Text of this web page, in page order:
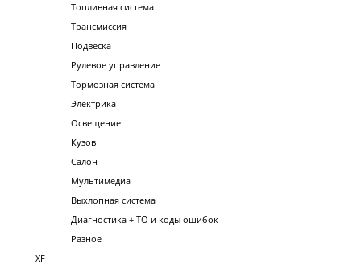
Топливная система
Трансмиссия
Подвеска
Рулевое управление
Тормозная система
Электрика
Освещение
Кузов
Салон
Мультимедиа
Выхлопная система
Диагностика + ТО и коды ошибок
Разное
XF